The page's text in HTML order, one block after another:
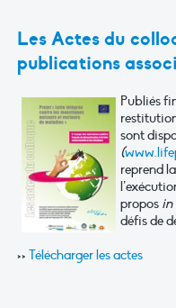
Les Actes du
publications
Publiés
sont
(
reprend
propos in
défis de
>> Télécharger les actes